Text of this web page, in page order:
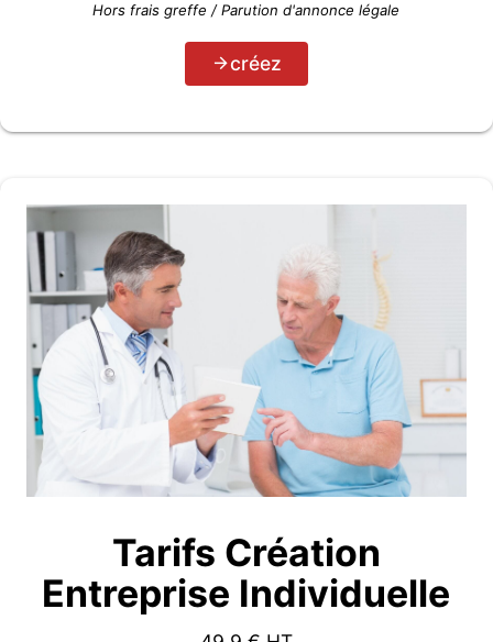
Hors frais greffe / Parution d'annonce légale
créez
Tarifs Création
Entreprise Individuelle